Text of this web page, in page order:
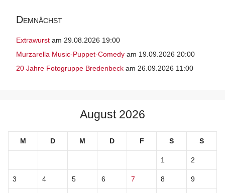
Demnächst
Extrawurst am 29.08.2026 19:00
Murzarella Music-Puppet-Comedy am 19.09.2026 20:00
20 Jahre Fotogruppe Bredenbeck am 26.09.2026 11:00
August 2026
M D M D F S S
1 2
3 4 5 6 7 8 9